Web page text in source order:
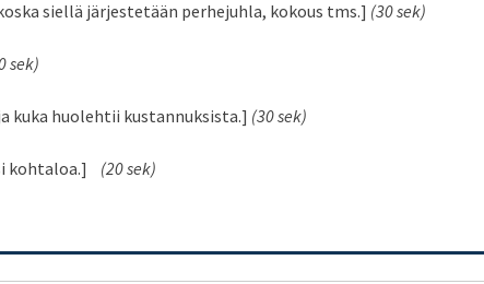
siellä järjestetään perhejuhla, kokous tms.] (30 sek)
sek)
kuka huolehtii kustannuksista.] (30 sek)
kohtaloa.] (20 sek)